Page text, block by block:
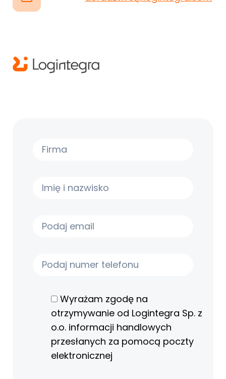
Wyrażam zgodę na
otrzymywanie od Logintegra Sp. z
o.o. informacji handlowych
przesłanych za pomocą poczty
elektronicznej